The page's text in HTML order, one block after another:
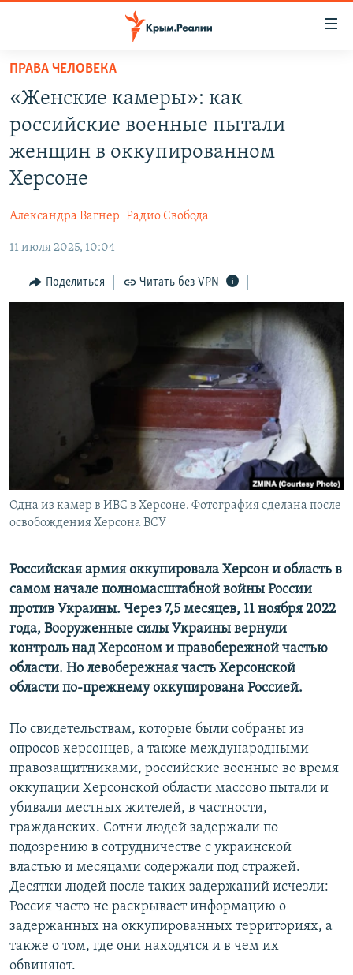
Вернуться
основному
содержанию
Вернутся
главной
Вернутся
ВОДА
ИСТОРИЯ
ИНТЕРАКТИВ
ИНФОГРАФИКА
ТЕЛЕПРОЕКТ КРЫМ.РЕАЛИИ
ПОБЕДИТЕЛЕЙ НЕ СУДЯТ?
УКРАИНСКАЯ ПРОБЛЕМА КРЫМА
РАДІО СВОБОДА
КАК ОБОЙТИ БЛОКИРОВКУ
Все сайты RFE/RL
ПРАВА ЧЕЛОВЕКА
«Женские камеры»: как
российские военные пытали
женщин в оккупированном
Херсоне
Александра Вагнер Радио Свобода
11 июля 2025, 10:04
Поделиться Читать без VPN
Одна из камер в ИВС в Херсоне. Фотография сделана после
освобождения Херсона ВСУ
Российская армия оккупировала Херсон и область в
самом начале полномасштабной войны России
против Украины. Через 7,5 месяцев, 11 ноября 2022
года, Вооруженные силы Украины вернули
контроль над Херсоном и правобережной частью
области. Но левобережная часть Херсонской
области по-прежнему оккупирована Россией.
По свидетельствам, которые были собраны из
опросов херсонцев, а также международными
правозащитниками, российские военные во время
оккупации Херсонской области массово пытали и
убивали местных жителей, в частности,
гражданских. Сотни людей задержали по
подозрению в сотрудничестве с украинской
властью и месяцами содержали под стражей.
Десятки людей после таких задержаний исчезли:
Россия часто не раскрывает информацию о
задержанных на оккупированных территориях, а
также о том, где они находятся и в чем их
обвиняют.